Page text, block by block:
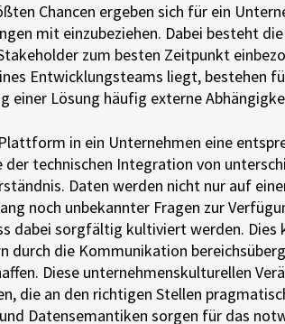
Chancen ergeben sich für ein
mit einzubeziehen. Dabei besteht
zum besten Zeitpunkt
Entwicklungsteams liegt, bestehen
einer Lösung häufig externe
in ein Unternehmen eine
der technischen Integration von
Daten werden nicht nur auf
noch unbekannter Fragen zur
dabei sorgfältig kultiviert werden. Dies
durch die Kommunikation
Diese unternehmenskulturellen
die an den richtigen Stellen
Datensemantiken sorgen für das